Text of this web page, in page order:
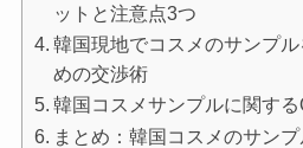
ットと注意点3つ
韓国現地でコスメのサンプ
めの交渉術
韓国コスメサンプルに関する
まとめ：韓国コスメのサン